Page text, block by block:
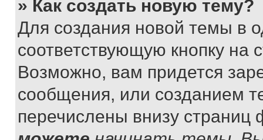
» Как создать новую тему?
Для создания новой темы в
соответствующую кнопку
Возможно, вам придется
сообщения, или созданием
перечислены внизу